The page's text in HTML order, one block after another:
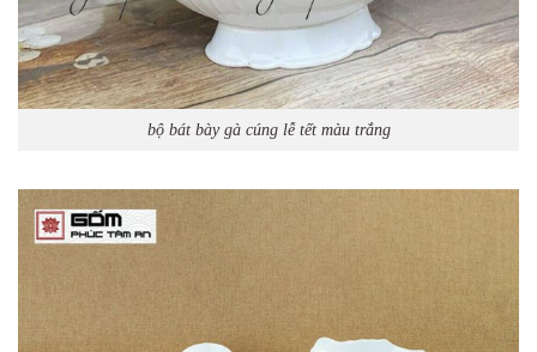
bộ bát bày gà cúng lễ tết màu trắng